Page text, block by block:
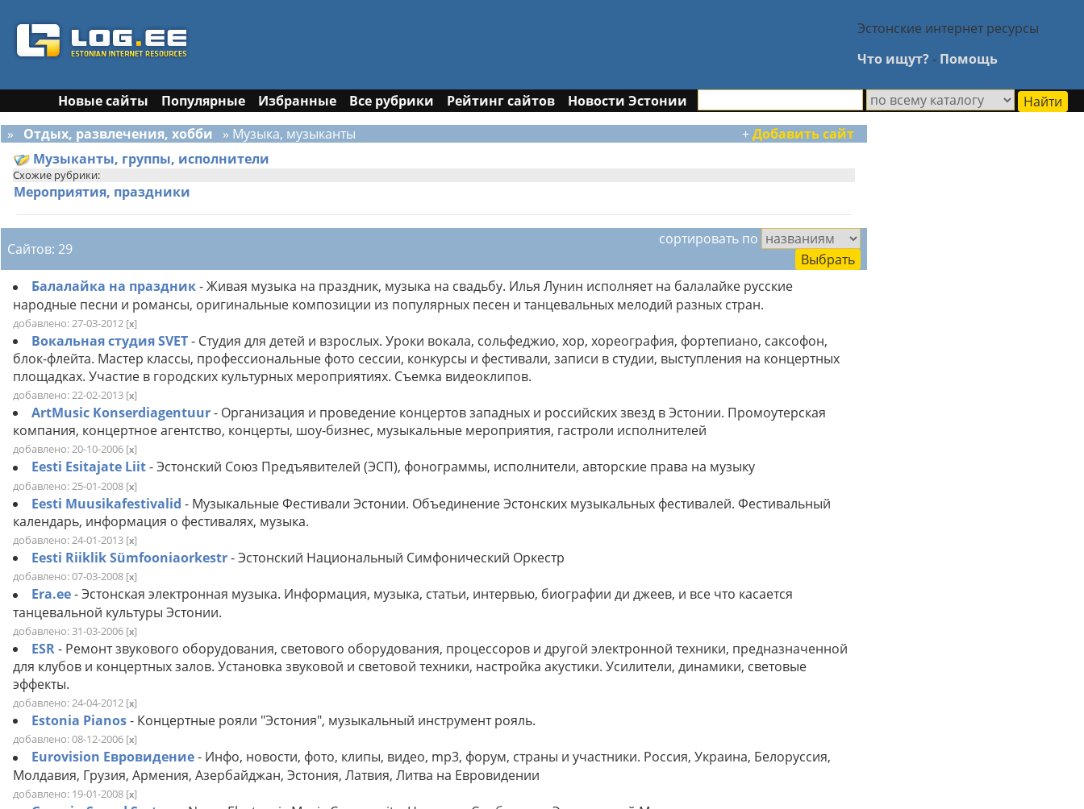
Эстонские интернет ресурсы
Что ищут?- Помощь
Новые сайты Популярные Избранные Все рубрики Рейтинг сайтов
Новости Эстонии
»
Отдых, развлечения, хобби » Музыка, музыканты +Добавить сайт
Музыканты, группы, исполнители
Схожие рубрики:
Мероприятия, праздники
Сайтов: 29
сортировать по
Балалайка на праздник- Живая музыка на праздник, музыка на свадьбу. Илья Лунин исполняет на балалайке русские
народные песни и романсы, оригинальные композиции из популярных песен и танцевальных мелодий разных стран.
добавлено: 27-03-2012 [x]
Вокальная студия SVET- Студия для детей и взрослых. Уроки вокала, сольфеджио, хор, хореография, фортепиано, саксофон,
блок-флейта. Мастер классы, профессиональные фото сессии, конкурсы и фестивали, записи в студии, выступления на концертных
площадках. Участие в городских культурных мероприятиях. Съемка видеоклипов.
добавлено: 22-02-2013 [x]
ArtMusic Konserdiagentuur- Организация и проведение концертов западных и российских звезд в Эстонии. Промоутерская
компания, концертное агентство, концерты, шоу-бизнес, музыкальные мероприятия, гастроли исполнителей
добавлено: 20-10-2006 [x]
Eesti Esitajate Liit- Эстонский Союз Предъявителей (ЭСП), фонограммы, исполнители, авторские права на музыку
добавлено: 25-01-2008 [x]
Eesti Muusikafestivalid - Музыкальные Фестивали Эстонии. Объединение Эстонских музыкальных фестивалей. Фестивальный
календарь, информация о фестивалях, музыка.
добавлено: 24-01-2013 [x]
Eesti Riiklik Sümfooniaorkestr- Эстонский Национальный Симфонический Оркестр
добавлено: 07-03-2008 [x]
Era.ee- Эстонская электронная музыка. Информация, музыка, статьи, интервью, биографии ди джеев, и все что касается
танцевальной культуры Эстонии.
добавлено: 31-03-2006 [x]
ESR- Ремонт звукового оборудования, светового оборудования, процессоров и другой электронной техники, предназначенной
для клубов и концертных залов. Установка звуковой и световой техники, настройка акустики. Усилители, динамики, световые
эффекты.
добавлено: 24-04-2012 [x]
Estonia Pianos- Концертные рояли "Эстония", музыкальный инструмент рояль.
добавлено: 08-12-2006 [x]
Eurovision Евровидение- Инфо, новости, фото, клипы, видео, mp3, форум, страны и участники. Россия, Украина, Белоруссия,
Молдавия, Грузия, Армения, Азербайджан, Эстония, Латвия, Литва на Евровидении
добавлено: 19-01-2008 [x]